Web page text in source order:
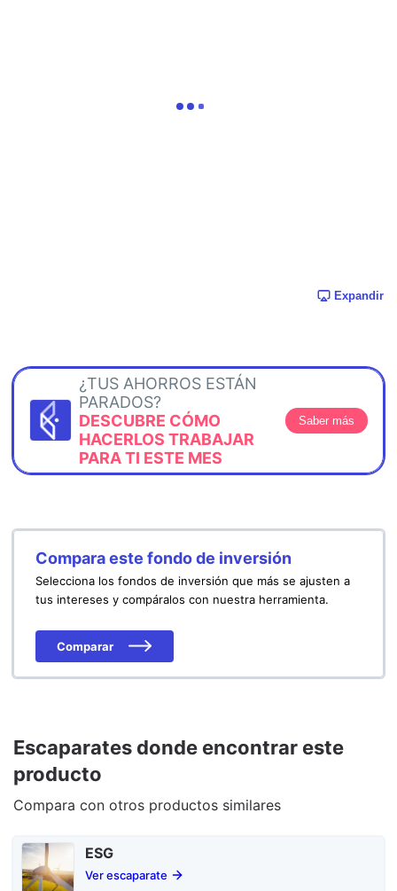
Expandir
¿TUS AHORROS ESTÁN
PARADOS?
DESCUBRE CÓMO
HACERLOS TRABAJAR
PARA TI ESTE MES
Saber más
Compara este fondo de inversión
Selecciona los fondos de inversión que más se ajusten a
tus intereses y compáralos con nuestra herramienta.
Comparar
Escaparates donde encontrar este
producto
Compara con otros productos similares
ESG
Ver escaparate